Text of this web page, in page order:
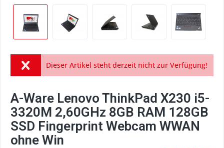
Dieser Artikel steht derzeit nicht zur Verfügung!
A-Ware Lenovo ThinkPad X230 i5-
3320M 2,60GHz 8GB RAM 128GB
SSD Fingerprint Webcam WWAN
ohne Win